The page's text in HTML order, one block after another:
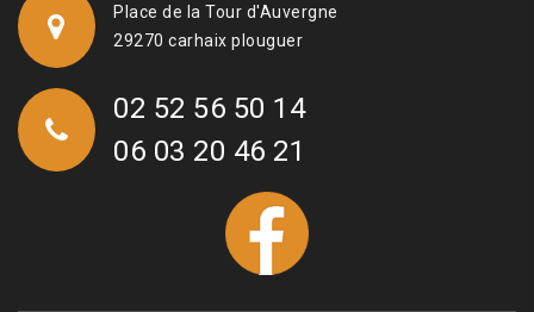
Place de la Tour d'Auvergne
29270 carhaix plouguer
02 52 56 50 14
06 03 20 46 21